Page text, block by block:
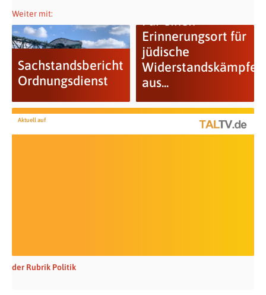
Weiter mit:
Sachstandsbericht
Ordnungsdienst
Erinnerungsort für
jüdische
aus...
Aktuell auf
der Rubrik Politik